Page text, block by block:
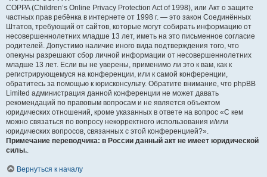
COPPA (Children’s Online Privacy Protection Act of 1998), или Акт о защите
частных прав ребёнка в интернете от 1998 г. — это закон Соединённых
Штатов, требующий от сайтов, которые могут собирать информацию от
несовершеннолетних младше 13 лет, иметь на это письменное согласие
родителей. Допустимо наличие иного вида подтверждения того, что
опекуны разрешают сбор личной информации от несовершеннолетних
младше 13 лет. Если вы не уверены, применимо ли это к вам, как к
регистрирующемуся на конференции, или к самой конференции,
обратитесь за помощью к юрисконсульту. Обратите внимание, что phpBB
Limited администрация данной конференции не может давать
рекомендаций по правовым вопросам и не является объектом
юридических отношений, кроме указанных в ответе на вопрос «С кем
можно связаться по вопросу некорректного использования и/или
юридических вопросов, связанных с этой конференцией?».
Примечание переводчика: в России данный акт не имеет юридической
силы..
Вернуться к началу